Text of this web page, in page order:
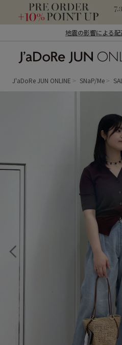
地震の影響による
ン オンライン）
J'aDoRe JUN ONLINE SNaP/Me